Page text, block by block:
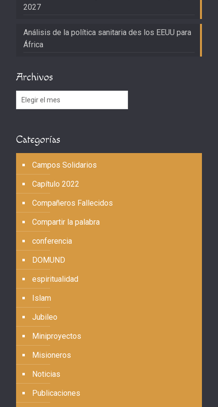
2027
Análisis de la política sanitaria des los EEUU para
África
Archivos
Archivos
Categorías
Campos Solidarios
Capítulo 2022
Compañeros Fallecidos
Compartir la palabra
conferencia
DOMUND
espiritualidad
Islam
Jubileo
Miniproyectos
Misioneros
Noticias
Publicaciones